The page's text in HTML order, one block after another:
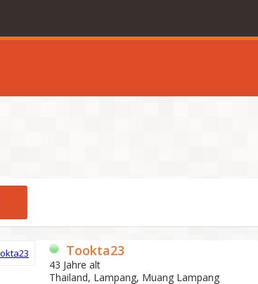
Tookta23
43 Jahre alt
Thailand, Lampang, Muang Lampang